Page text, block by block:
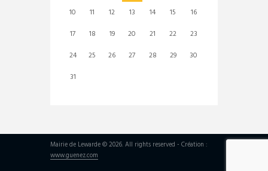
10
11 12 13 14 15
16
17
18 19 20 21 22
23
24
25 26 27 28 29
30
31
Mairie de Lewarde © 2026. All rights reserved - Création :
www.guenez.com